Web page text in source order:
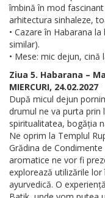
îmbină în mod
arhitectura sinhaleze,
• Cazare în Habarana
similar).
• Mese: mic dejun, cină
Ziua 5. Habarana –
MIERCURI, 24.02.2027
După micul dejun
drumul ne va purta prin
spiritualitatea, bogăția
Ne oprim la Templul
Grădina de
aromatice ne vor fi
explorează utilizările
ayurvedică. O